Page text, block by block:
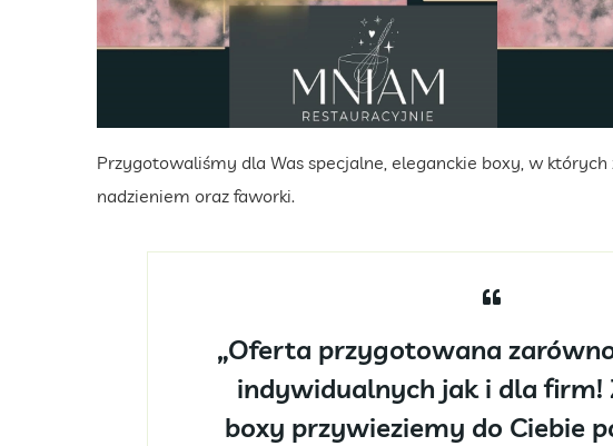
Przygotowaliśmy dla Was specjalne, eleganckie boxy, w
nadzieniem oraz faworki.
„Oferta przygotowana
indywidualnych jak i dla firm!
boxy przywieziemy do Ciebie